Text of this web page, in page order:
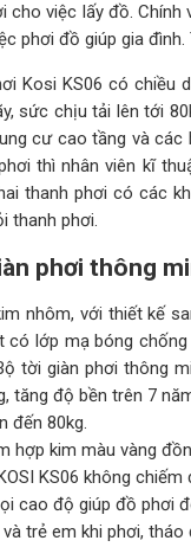
cho việc lấy đồ.
phơi đồ giúp gia
Kosi KS06 có
sức chịu tải lên tới
cư cao tầng và
thì nhân viên kĩ
thanh phơi có các
thanh phơi.
phơi thông
nhôm, với thiết kế
có lớp mạ bóng
tời giàn phơi thông
tăng độ bền trên 7
đến 80kg.
hợp kim màu vàng
KS06 không
cao độ giúp đồ phơi
trẻ em khi phơi, tháo